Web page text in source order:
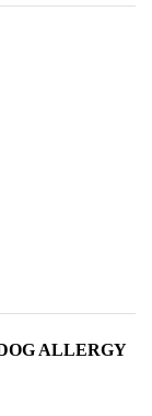
ALLERGY